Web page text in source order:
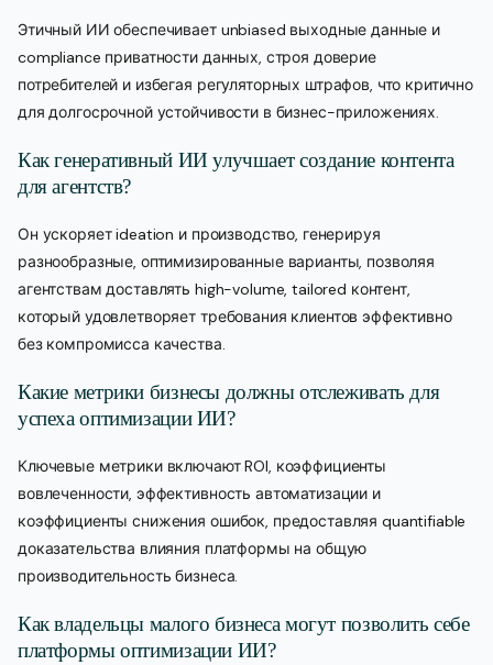
Этичный ИИ обеспечивает unbiased выходные данные и
compliance приватности данных, строя доверие
потребителей и избегая регуляторных штрафов, что критично
для долгосрочной устойчивости в бизнес-приложениях.
Как генеративный ИИ улучшает создание контента
для агентств?
Он ускоряет ideation и производство, генерируя
разнообразные, оптимизированные варианты, позволяя
агентствам доставлять high-volume, tailored контент,
который удовлетворяет требования клиентов эффективно
без компромисса качества.
Какие метрики бизнесы должны отслеживать для
успеха оптимизации ИИ?
Ключевые метрики включают ROI, коэффициенты
вовлеченности, эффективность автоматизации и
коэффициенты снижения ошибок, предоставляя quantifiable
доказательства влияния платформы на общую
производительность бизнеса.
Как владельцы малого бизнеса могут позволить себе
платформы оптимизации ИИ?